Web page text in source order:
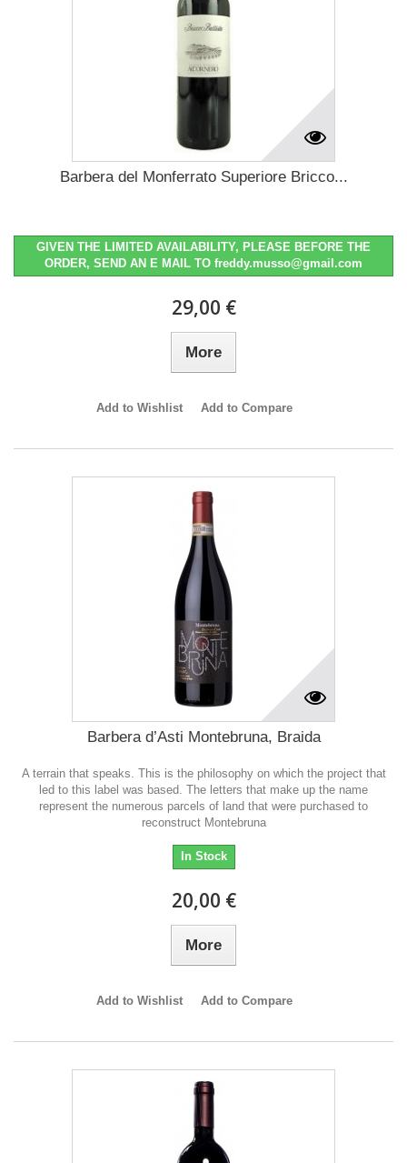
Barbera del Monferrato Superiore Bricco...
GIVEN THE LIMITED AVAILABILITY, PLEASE BEFORE THE
ORDER, SEND AN E MAIL TO freddy.musso@gmail.com
29,00 €
More
Add to Wishlist Add to Compare
Barbera d’Asti Montebruna, Braida
A terrain that speaks. This is the philosophy on which the project that
led to this label was based. The letters that make up the name
represent the numerous parcels of land that were purchased to
reconstruct Montebruna
In Stock
20,00 €
More
Add to Wishlist Add to Compare